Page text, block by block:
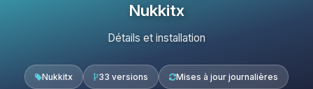
Nukkitx
Détails et installation
Nukkitx 33 versions Mises à jour journalières